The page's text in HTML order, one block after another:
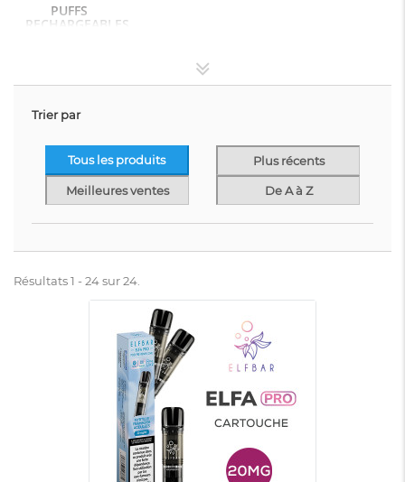
PUFFS
RECHARGEABLES
Trier par
Tous les produits Plus récents
Meilleures ventes De A à Z
Résultats 1 - 24 sur 24.